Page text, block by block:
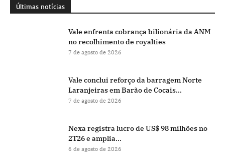
Últimas notícias
Vale enfrenta cobrança bilionária da ANM
no recolhimento de royalties
7 de agosto de 2026
Vale conclui reforço da barragem Norte
Laranjeiras em Barão de Cocais...
7 de agosto de 2026
Nexa registra lucro de US$ 98 milhões no
2T26 e amplia...
6 de agosto de 2026